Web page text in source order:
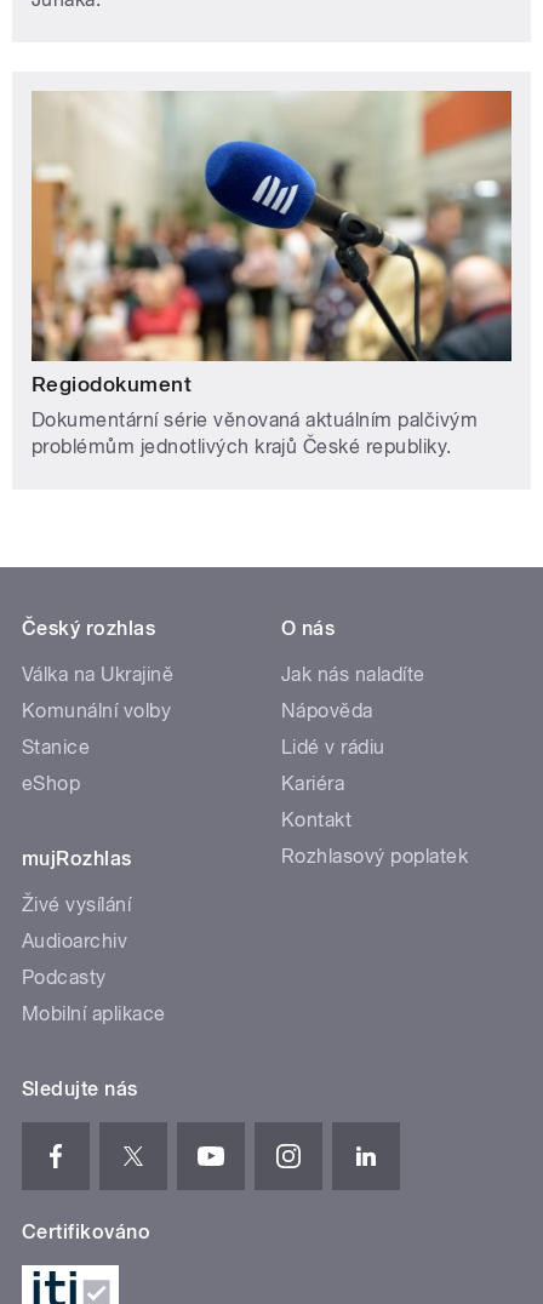
Regiodokument
Dokumentární série věnovaná aktuálním palčivým
problémům jednotlivých krajů České republiky.
Český rozhlas
Válka na Ukrajině
Komunální volby
Stanice
eShop
mujRozhlas
Živé vysílání
Audioarchiv
Podcasty
Mobilní aplikace
O nás
Jak nás naladíte
Nápověda
Lidé v rádiu
Kariéra
Kontakt
Rozhlasový poplatek
Sledujte nás
Certifikováno